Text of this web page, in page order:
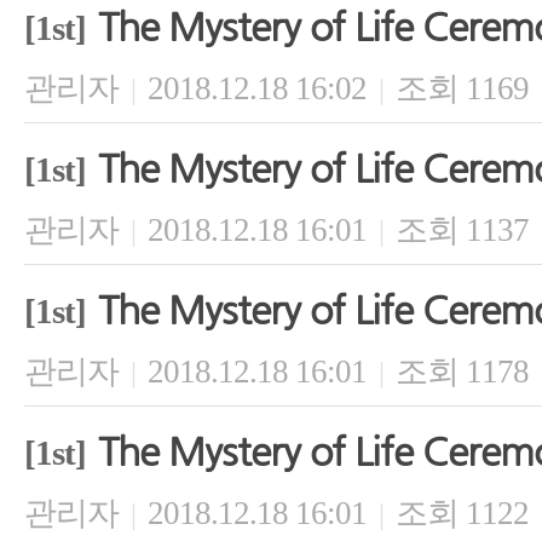
[1st] The Mystery of Life
관리자 | 2018.12.18 16:02 | 조회 1169
[1st] The Mystery of Life
관리자 | 2018.12.18 16:01 | 조회 1137
[1st] The Mystery of Life
관리자 | 2018.12.18 16:01 | 조회 1178
[1st] The Mystery of Life
관리자 | 2018.12.18 16:01 | 조회 1122